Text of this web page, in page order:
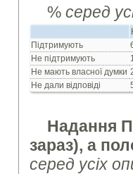
%серед
Підтримують
Не підтримують
Не мають власної думки
Не дали відповіді
Надання
зараз), а
серед усіх